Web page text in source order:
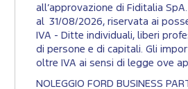
all’approvazione di Fiditalia
al 31/08/2026, riservata ai
IVA - Ditte individuali, liberi
di persone e di capitali. Gli
oltre IVA ai sensi di legge ove
NOLEGGIO FORD BUSINESS